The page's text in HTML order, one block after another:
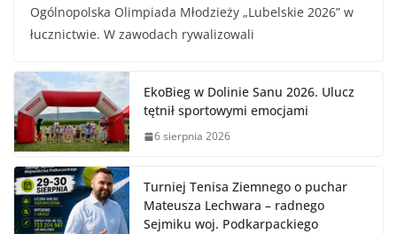
Ogólnopolska Olimpiada Młodzieży „Lubelskie 2026” w
łucznictwie. W zawodach rywalizowali
EkoBieg w Dolinie Sanu 2026. Ulucz
tętnił sportowymi emocjami
6 sierpnia 2026
Turniej Tenisa Ziemnego o puchar
Mateusza Lechwara – radnego
Sejmiku woj. Podkarpackiego